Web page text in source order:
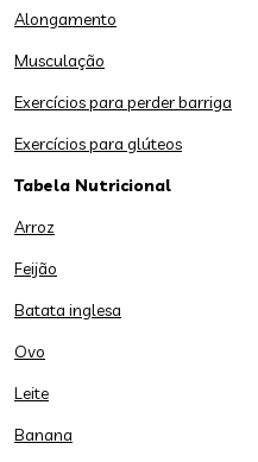
Alongamento
Musculação
Exercícios para perder barriga
Exercícios para glúteos
Tabela Nutricional
Arroz
Feijão
Batata inglesa
Ovo
Leite
Banana